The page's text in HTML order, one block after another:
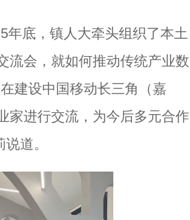
底，镇人大牵头组织了本土
流会，就如何推动传统产业数
建设中国移动长三角（嘉
家进行交流，为今后多元合作
道。